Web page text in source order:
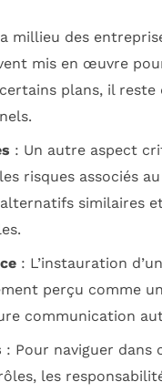
millieu des
mis en œuvre
plans, il
: Un autre aspect
risques associés
similaires
: L’instauration
perçu comme
communication
: Pour naviguer dans
les